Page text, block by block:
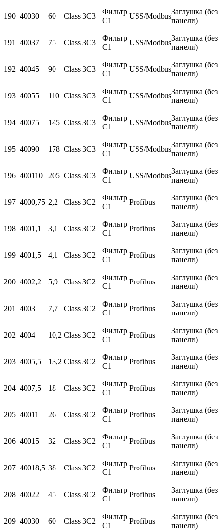
190 40030 60 Class 3C3
Фильтр
С1
USS/Modbus
Заглушка (без
панели)
191 40037 75 Class 3C3
Фильтр
С1
USS/Modbus
Заглушка (без
панели)
192 40045 90 Class 3C3
Фильтр
С1
USS/Modbus
Заглушка (без
панели)
193 40055 110 Class 3C3
Фильтр
С1
USS/Modbus
Заглушка (без
панели)
194 40075 145 Class 3C3
Фильтр
С1
USS/Modbus
Заглушка (без
панели)
195 40090 178 Class 3C3
Фильтр
С1
USS/Modbus
Заглушка (без
панели)
196 400110 205 Class 3C3
Фильтр
С1
USS/Modbus
Заглушка (без
панели)
197 4000,75 2,2 Class 3C2
Фильтр
С1
Profibus
Заглушка (без
панели)
198 4001,1 3,1 Class 3C2
Фильтр
С1
Profibus
Заглушка (без
панели)
199 4001,5 4,1 Class 3C2
Фильтр
С1
Profibus
Заглушка (без
панели)
200 4002,2 5,9 Class 3C2
Фильтр
С1
Profibus
Заглушка (без
панели)
201 4003 7,7 Class 3C2
Фильтр
С1
Profibus
Заглушка (без
панели)
202 4004 10,2 Class 3C2
Фильтр
С1
Profibus
Заглушка (без
панели)
203 4005,5 13,2 Class 3C2
Фильтр
С1
Profibus
Заглушка (без
панели)
204 4007,5 18 Class 3C2
Фильтр
С1
Profibus
Заглушка (без
панели)
205 40011 26 Class 3C2
Фильтр
С1
Profibus
Заглушка (без
панели)
206 40015 32 Class 3C2
Фильтр
С1
Profibus
Заглушка (без
панели)
207 40018,5 38 Class 3C2
Фильтр
С1
Profibus
Заглушка (без
панели)
208 40022 45 Class 3C2
Фильтр
С1
Profibus
Заглушка (без
панели)
209 40030 60 Class 3C2
Фильтр
С1
Profibus
Заглушка (без
панели)